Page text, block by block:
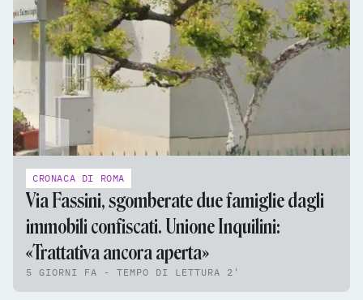
CRONACA DI ROMA
Via Fassini, sgomberate due famiglie dagli
immobili confiscati. Unione Inquilini:
«Trattativa ancora aperta»
5 GIORNI FA - TEMPO DI LETTURA 2'